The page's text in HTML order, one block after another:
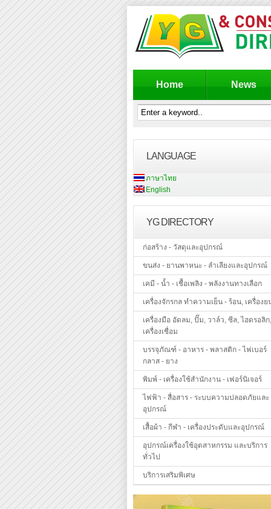
Home News
LANGUAGE
ภาษาไทย
English
YG DIRECTORY
ก่อสร้าง - วัสดุและอุปกรณ์
ขนส่ง - ยานพาหนะ - ลำเลียงและอุปกรณ์
เคมี - น้ำ - เชื้อเพลิง - พลังงานทางเลือก
เครื่องจักรกล ทำความเย็น - ร้อน, เครื่องย
เครื่องมือ อัดลม, ปั๊ม, วาล์ว, ซีล, ไฮดรอลิก,
เครื่องเชื่อม
บรรจุภัณฑ์ - อาหาร - พลาสติก - ไฟเบอร์
กลาส - ยาง
พิมพ์ - เครื่องใช้สำนักงาน - เฟอร์นิเจอร์
ไฟฟ้า - สื่อสาร - ระบบความปลอดภัยและ
อุปกรณ์
เสื้อผ้า - กีฬา - เครื่องประดับและอุปกรณ์
อุปกรณ์เครื่องใช้อุตสาหกรรม และบริการ
ทั่วไป
บริการเสริมพิเศษ